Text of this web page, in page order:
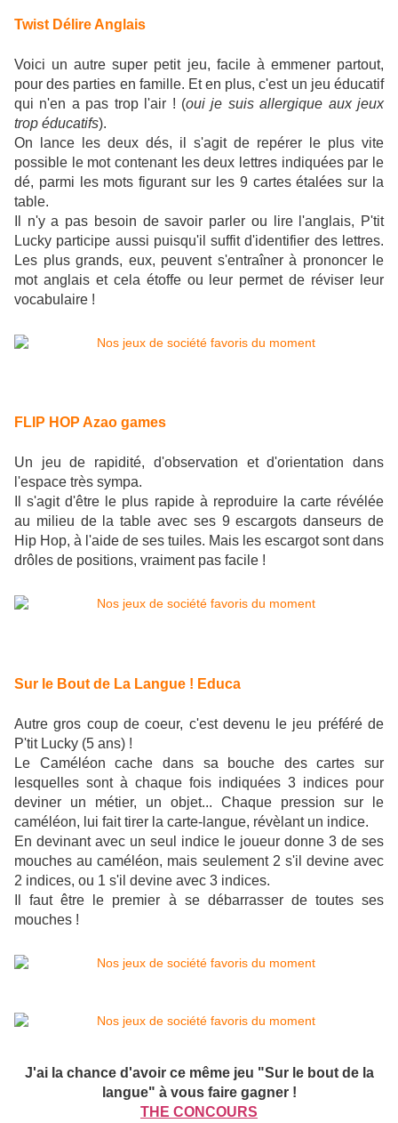
Twist Délire Anglais
Voici un autre super petit jeu, facile à emmener partout,
pour des parties en famille. Et en plus, c'est un jeu éducatif
qui n'en a pas trop l'air ! (oui je suis allergique aux jeux
trop éducatifs).
On lance les deux dés, il s'agit de repérer le plus vite
possible le mot contenant les deux lettres indiquées par le
dé, parmi les mots figurant sur les 9 cartes étalées sur la
table.
Il n'y a pas besoin de savoir parler ou lire l'anglais, P'tit
Lucky participe aussi puisqu'il suffit d'identifier des lettres.
Les plus grands, eux, peuvent s'entraîner à prononcer le
mot anglais et cela étoffe ou leur permet de réviser leur
vocabulaire !
FLIP HOP Azao games
Un jeu de rapidité, d'observation et d'orientation dans
l'espace très sympa.
Il s'agit d'être le plus rapide à reproduire la carte révélée
au milieu de la table avec ses 9 escargots danseurs de
Hip Hop, à l'aide de ses tuiles. Mais les escargot sont dans
drôles de positions, vraiment pas facile !
Sur le Bout de La Langue ! Educa
Autre gros coup de coeur, c'est devenu le jeu préféré de
P'tit Lucky (5 ans) !
Le Caméléon cache dans sa bouche des cartes sur
lesquelles sont à chaque fois indiquées 3 indices pour
deviner un métier, un objet... Chaque pression sur le
caméléon, lui fait tirer la carte-langue, révèlant un indice.
En devinant avec un seul indice le joueur donne 3 de ses
mouches au caméléon, mais seulement 2 s'il devine avec
2 indices, ou 1 s'il devine avec 3 indices.
Il faut être le premier à se débarrasser de toutes ses
mouches !
J'ai la chance d'avoir ce même jeu "Sur le bout de la
langue" à vous faire gagner !
THE CONCOURS